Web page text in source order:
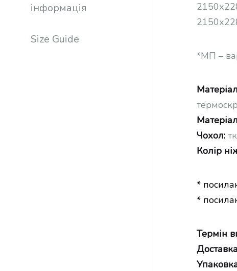
інформація
Size Guide
*МП –
Чохол:
Колір
*
*
Термін